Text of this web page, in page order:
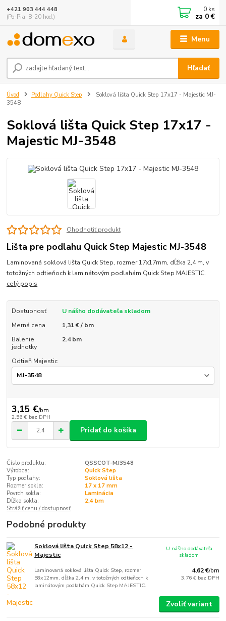
Menu
Hľadať
+421 903 444 448
(Po-Pia, 8-20 hod.)
0 ks
za 0 €
Úvod Podlahy Quick Step
Soklová lišta Quick Step 17x17 - Majestic MJ-
3548
Soklová lišta Quick Step 17x17 -
Majestic MJ-3548
Ohodnotiť produkt
Lišta pre podlahu Quick Step Majestic MJ-3548
Laminovaná soklová lišta Quick Step, rozmer 17x17mm, dĺžka 2,4 m, v
totožných odtieňoch k laminátovým podlahám Quick Step MAJESTIC.
celý popis
Dostupnosť
U nášho dodávateľa skladom
Merná cena
1,31 € / bm
Balenie
jednotky
2.4 bm
Odtieň Majestic
3,15 €/bm
2,56 € bez DPH
Pridať do košíka
Číslo produktu:
QSSCOT-MJ3548
Výrobca:
Quick Step
Typ podlahy:
Soklová lišta
Rozmer sokla:
17 x 17 mm
Povrch sokla:
Laminácia
Dĺžka sokla:
2,4 bm
Strážiť cenu / dostupnosť
Podobné produkty
Soklová lišta Quick Step 58x12 -
Majestic
Laminovaná soklová lišta Quick Step, rozmer
58x12mm, dĺžka 2,4 m, v totožných odtieňoch k
laminátovým podlahám Quick Step MAJESTIC.
4,62 €/bm
3,76 € bez DPH
U nášho dodávateľa
skladom
Zvoliť variant